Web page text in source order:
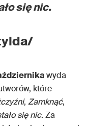
się nic.
wyda
które
, Zamknąć,
się nic. Za